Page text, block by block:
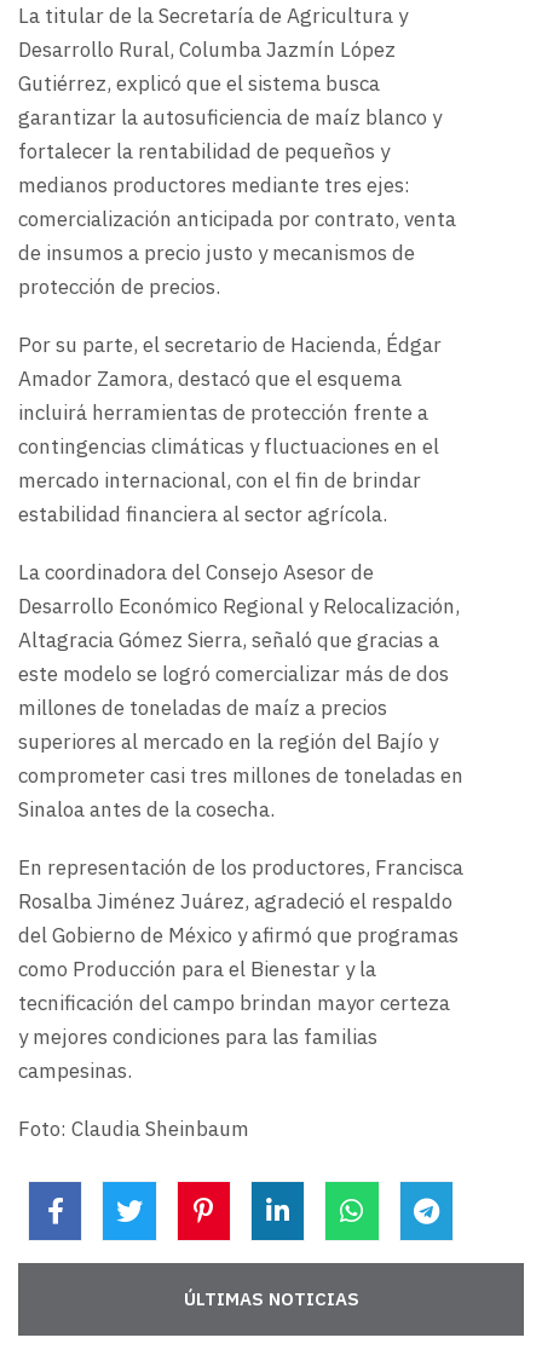
La titular de la Secretaría de Agricultura y
Desarrollo Rural, Columba Jazmín López
Gutiérrez, explicó que el sistema busca
garantizar la autosuficiencia de maíz blanco y
fortalecer la rentabilidad de pequeños y
medianos productores mediante tres ejes:
comercialización anticipada por contrato, venta
de insumos a precio justo y mecanismos de
protección de precios.
Por su parte, el secretario de Hacienda, Édgar
Amador Zamora, destacó que el esquema
incluirá herramientas de protección frente a
contingencias climáticas y fluctuaciones en el
mercado internacional, con el fin de brindar
estabilidad financiera al sector agrícola.
La coordinadora del Consejo Asesor de
Desarrollo Económico Regional y Relocalización,
Altagracia Gómez Sierra, señaló que gracias a
este modelo se logró comercializar más de dos
millones de toneladas de maíz a precios
superiores al mercado en la región del Bajío y
comprometer casi tres millones de toneladas en
Sinaloa antes de la cosecha.
En representación de los productores, Francisca
Rosalba Jiménez Juárez, agradeció el respaldo
del Gobierno de México y afirmó que programas
como Producción para el Bienestar y la
tecnificación del campo brindan mayor certeza
y mejores condiciones para las familias
campesinas.
Foto: Claudia Sheinbaum
ÚLTIMAS NOTICIAS